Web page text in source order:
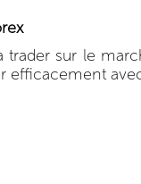
sur le
efficacement